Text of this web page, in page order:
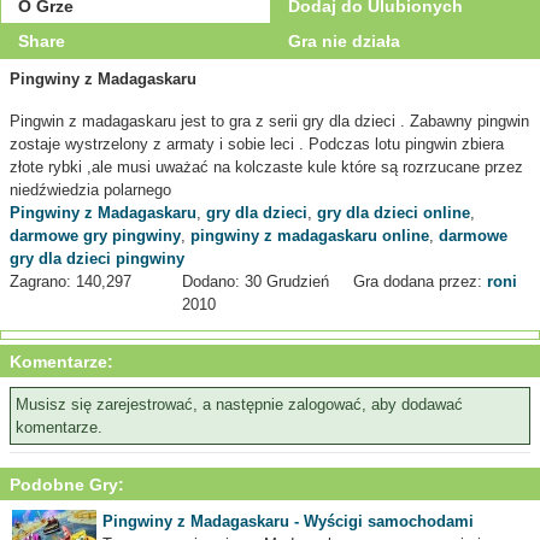
O Grze
Dodaj do Ulubionych
Share
Gra nie działa
Pingwiny z Madagaskaru
Pingwin z madagaskaru jest to gra z serii gry dla dzieci . Zabawny pingwin
zostaje wystrzelony z armaty i sobie leci . Podczas lotu pingwin zbiera
złote rybki ,ale musi uważać na kolczaste kule które są rozrzucane przez
niedźwiedzia polarnego
Pingwiny z Madagaskaru, gry dla dzieci, gry dla dzieci online,
darmowe gry pingwiny, pingwiny z madagaskaru online, darmowe
gry dla dzieci pingwiny
Zagrano: 140,297
Dodano: 30 Grudzień
2010
Gra dodana przez:roni
Komentarze:
Musisz się zarejestrować, a następnie zalogować, aby dodawać
komentarze.
Podobne Gry:
Pingwiny z Madagaskaru - Wyścigi samochodami